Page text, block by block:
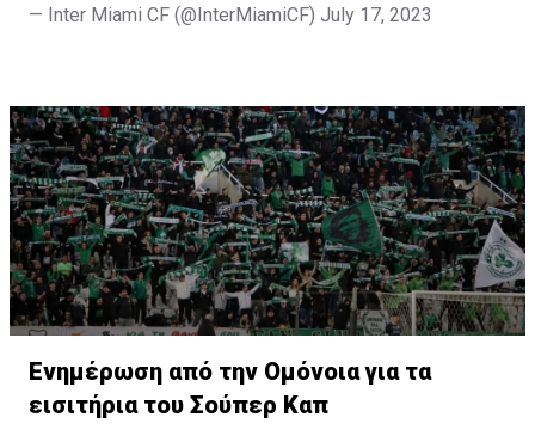
— Inter Miami CF (@InterMiamiCF) July 17, 2023
Ενημέρωση από την Ομόνοια για τα
εισιτήρια του Σούπερ Καπ